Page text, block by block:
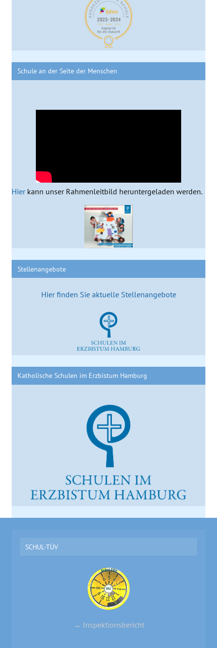
Schule an der Seite der Menschen
Hierkann unser Rahmenleitbild heruntergeladen werden.
Stellenangebote
Hier finden Sie aktuelle Stellenangebote
Katholische Schulen im Erzbistum Hamburg
SCHUL-TÜV
→ Inspektionsbericht